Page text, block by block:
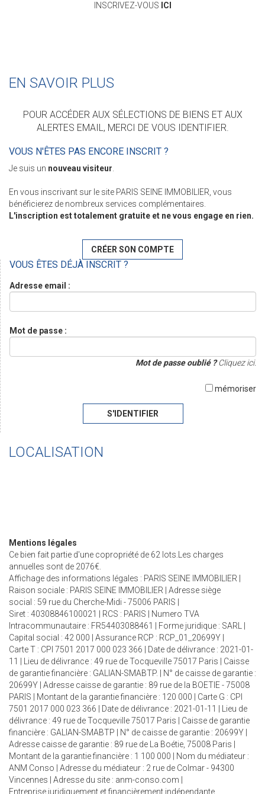
INSCRIVEZ-VOUS ICI
EN SAVOIR PLUS
POUR ACCÉDER AUX SÉLECTIONS DE BIENS ET AUX
ALERTES EMAIL, MERCI DE VOUS IDENTIFIER.
VOUS N'ÊTES PAS ENCORE INSCRIT ?
Je suis un nouveau visiteur.
En vous inscrivant sur le site PARIS SEINE IMMOBILIER, vous
bénéficierez de nombreux services complémentaires.
L'inscription est totalement gratuite et ne vous engage en rien.
CRÉER SON COMPTE
VOUS ÊTES DÉJÀ INSCRIT ?
Adresse email :
Mot de passe :
Mot de passe oublié ?Cliquez ici.
mémoriser
S'IDENTIFIER
LOCALISATION
Mentions légales
Ce bien fait partie d'une copropriété de 62 lots.Les charges
annuelles sont de 2076€.
Affichage des informations légales : PARIS SEINE IMMOBILIER |
Raison sociale : PARIS SEINE IMMOBILIER | Adresse siège
social : 59 rue du Cherche-Midi - 75006 PARIS |
Siret : 40308846100021 | RCS : PARIS | Numero TVA
Intracommunautaire : FR54403088461 | Forme juridique : SARL |
Capital social : 42 000 | Assurance RCP : RCP_01_20699Y |
Carte T : CPI 7501 2017 000 023 366 | Date de délivrance : 2021-01-
11 | Lieu de délivrance : 49 rue de Tocqueville 75017 Paris | Caisse
de garantie financière : GALIAN-SMABTP. | N° de caisse de garantie :
20699Y | Adresse caisse de garantie : 89 rue de la BOETIE - 75008
PARIS | Montant de la garantie financière : 120 000 | Carte G : CPI
7501 2017 000 023 366 | Date de délivrance : 2021-01-11 | Lieu de
délivrance : 49 rue de Tocqueville 75017 Paris | Caisse de garantie
financière : GALIAN-SMABTP | N° de caisse de garantie : 20699Y |
Adresse caisse de garantie : 89 rue de La Boétie, 75008 Paris |
Montant de la garantie financière : 1 100 000 | Nom du médiateur :
ANM Conso | Adresse du médiateur : 2 rue de Colmar - 94300
Vincennes | Adresse du site : anm-conso.com
Entreprise juridiquement et financièrement indépendante